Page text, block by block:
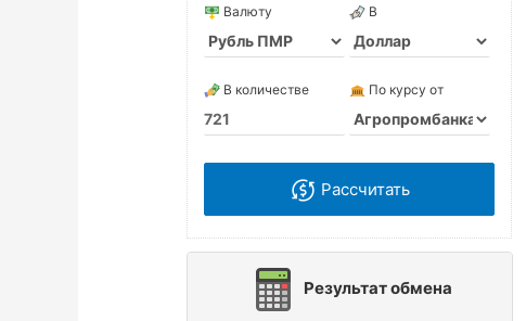
Валюту В
В количестве По курсу от
Рассчитать
Результат обмена